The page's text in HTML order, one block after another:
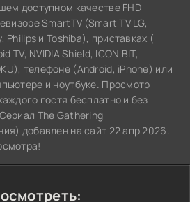
доступном качестве FHD
SmartTV (Smart TV LG,
Philips и Toshiba), приставках (
TV, NVIDIA Shield, ICON BIT,
телефоне (Android, iPhone) или
и ноутбуке. Просмотр
гостя бесплатно и без
The Gathering
добавлен на сайт 22 апр 2026.